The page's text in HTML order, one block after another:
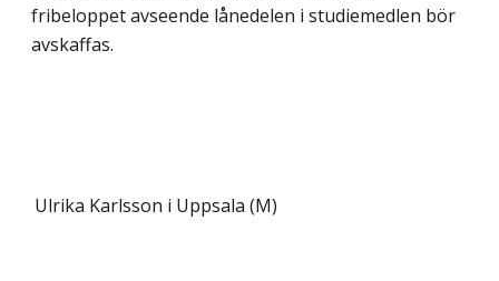
fribeloppet avseende lånedelen i studiemedlen bör
avskaffas.
Ulrika Karlsson i Uppsala (M)